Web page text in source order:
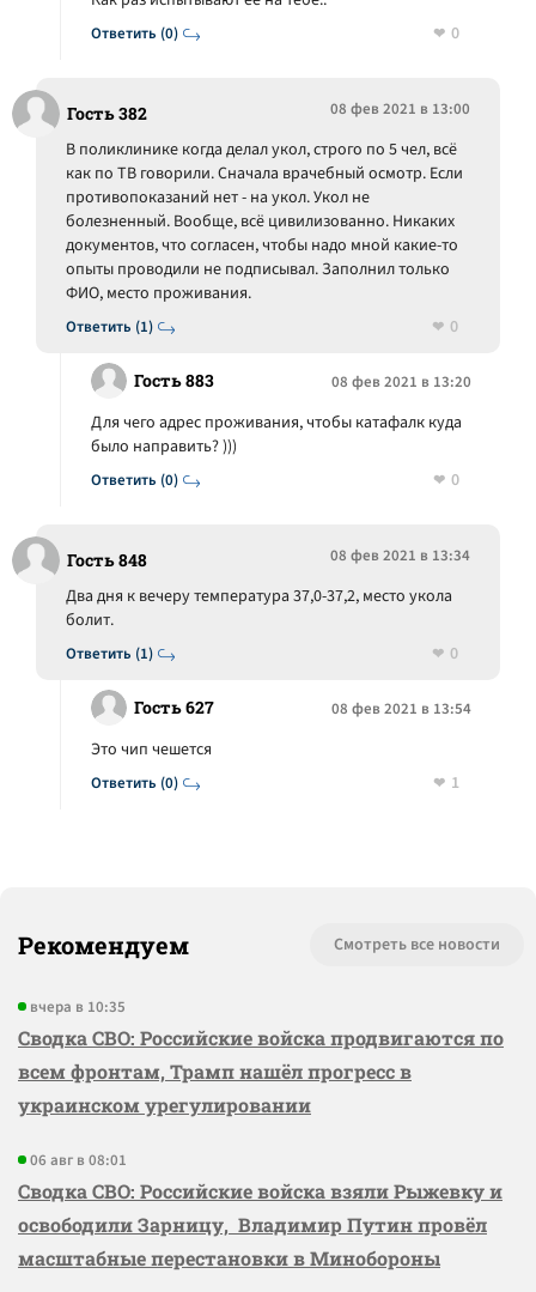
Ответить (0)
0
Гость 382 08 фев 2021 в 13:00
Ответить (1)
В поликлинике когда делал укол, строго по 5 чел, всё
как по ТВ говорили. Сначала врачебный осмотр. Если
противопоказаний нет - на укол. Укол не
болезненный. Вообще, всё цивилизованно. Никаких
документов, что согласен, чтобы надо мной какие-то
опыты проводили не подписывал. Заполнил только
ФИО, место проживания.
0
Гость 883 08 фев 2021 в 13:20
Ответить (0)
Для чего адрес проживания, чтобы катафалк куда
было направить? )))
0
Гость 848 08 фев 2021 в 13:34
Ответить (1)
Два дня к вечеру температура 37,0-37,2, место укола
болит.
0
Гость 627 08 фев 2021 в 13:54
Ответить (0)
Это чип чешется
1
Рекомендуем Смотреть все новости
вчера в 10:35
Сводка СВО: Российские войска продвигаются по
всем фронтам, Трамп нашёл прогресс в
украинском урегулировании
06 авг в 08:01
Сводка СВО: Российские войска взяли Рыжевку и
освободили Зарницу, Владимир Путин провёл
масштабные перестановки в Минобороны